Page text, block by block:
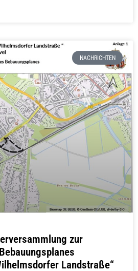
NACHRICHTEN
zur
Landstraße“